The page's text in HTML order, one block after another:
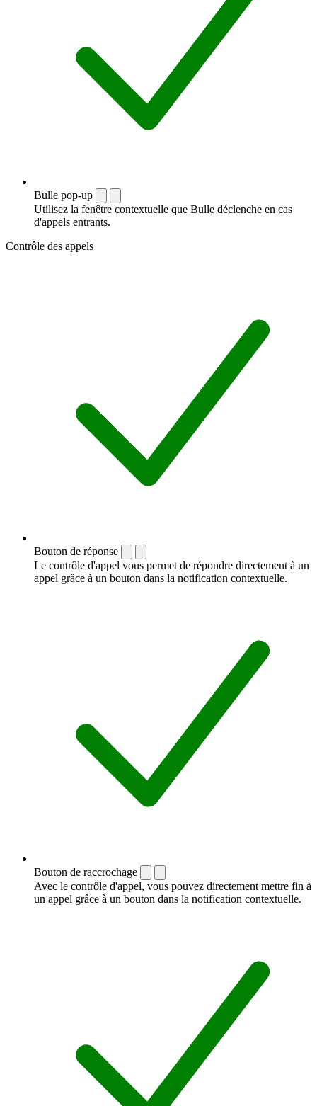
Bulle pop-up
Utilisez la fenêtre contextuelle que Bulle déclenche en cas
d'appels entrants.
Contrôle des appels
Bouton de réponse
Le contrôle d'appel vous permet de répondre directement à un
appel grâce à un bouton dans la notification contextuelle.
Bouton de raccrochage
Avec le contrôle d'appel, vous pouvez directement mettre fin à
un appel grâce à un bouton dans la notification contextuelle.